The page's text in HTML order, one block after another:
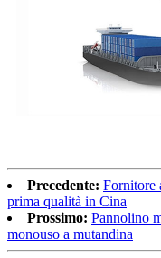
Precedente: Fornitore
prima qualità in Cina
Prossimo: Pannolino
monouso a mutandina